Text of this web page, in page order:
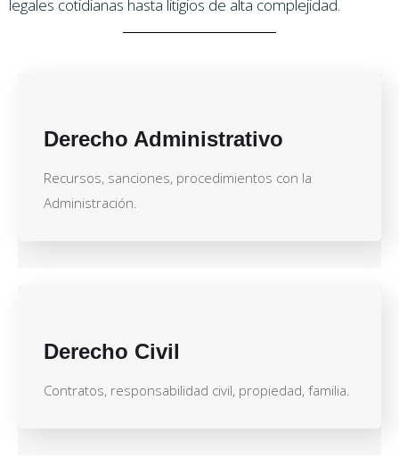
legales cotidianas hasta litigios de alta complejidad.
Derecho Administrativo
Recursos, sanciones, procedimientos con la
Administración.
Derecho Civil
Contratos, responsabilidad civil, propiedad, familia.